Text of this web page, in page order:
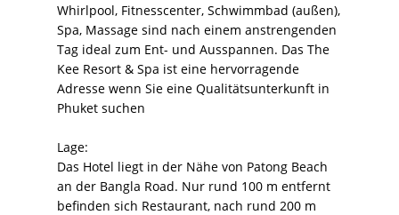
Whirlpool, Fitnesscenter, Schwimmbad (außen),
Spa, Massage sind nach einem anstrengenden
Tag ideal zum Ent- und Ausspannen. Das The
Kee Resort & Spa ist eine hervorragende
Adresse wenn Sie eine Qualitätsunterkunft in
Phuket suchen
Lage:
Das Hotel liegt in der Nähe von Patong Beach
an der Bangla Road. Nur rund 100 m entfernt
befinden sich Restaurant, nach rund 200 m